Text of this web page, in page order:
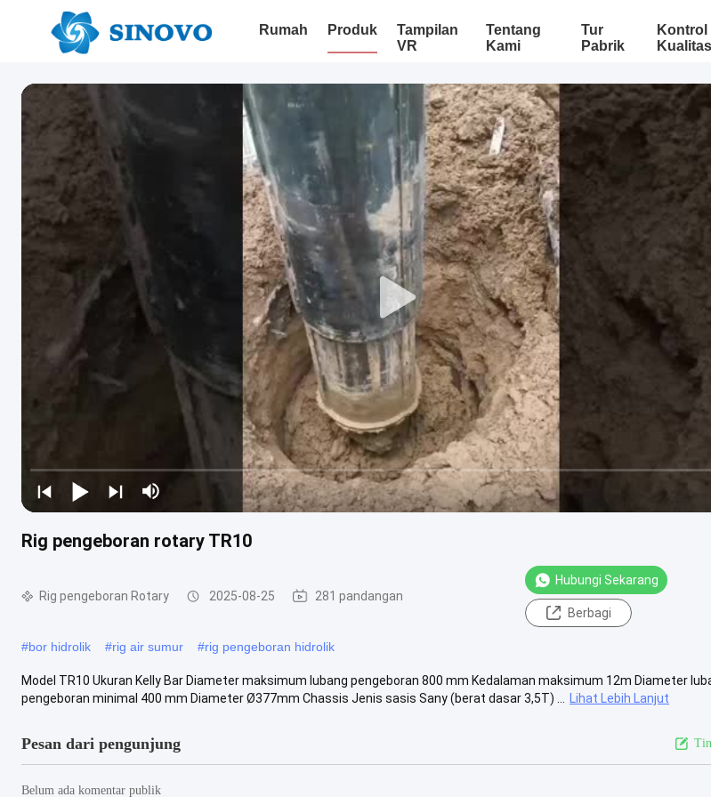
Rumah Produk
Tampilan
VR
Tentang
Kami
Tur
Pabrik
Kontrol
Kualitas
Rig pengeboran rotary TR10
Rig pengeboran Rotary 2025-08-25 281 pandangan
Hubungi Sekarang
Berbagi
#bor hidrolik #rig air sumur #rig pengeboran hidrolik
Model TR10 Ukuran Kelly Bar Diameter maksimum lubang pengeboran 800 mm Kedalaman maksimum 12m Diameter
pengeboran minimal 400 mm Diameter Ø377mm Chassis Jenis sasis Sany (berat dasar 3,5T) ...
Lihat Lebih Lanjut
Pesan dari pengunjung
Belum ada komentar publik